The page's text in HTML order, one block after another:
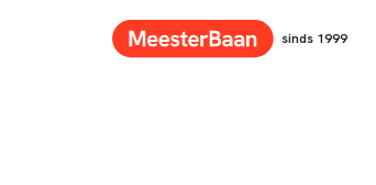
sinds 1999